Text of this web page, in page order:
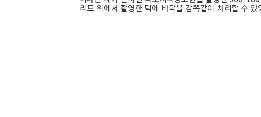
리트 위에서 촬영한 덕에 바닥을 감쪽같이 처리할 수 있